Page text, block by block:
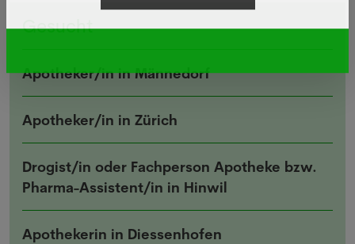
Gesucht
Apotheker/in in Männedorf
Apotheker/in in Zürich
Drogist/in oder Fachperson Apotheke bzw.
Pharma-Assistent/in in Hinwil
Apothekerin in Diessenhofen